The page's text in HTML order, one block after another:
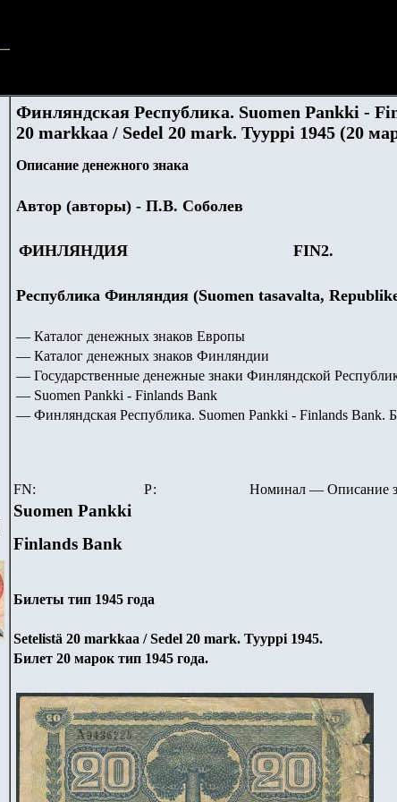
Финляндская Республика. Suomen Pankki -
20 markkaa / Sedel 20 mark. Tyyppi 1945 (20
Описание денежного знака
Автор (авторы) - П.В. Соболев
ФИНЛЯНДИЯ FIN2.
Республика Финляндия (Suomen tasavalta,
— Каталог денежных знаков Европы
— Каталог денежных знаков Финляндии
— Государственные денежные знаки Финляндской
— Suomen Pankki - Finlands Bank
— Финляндская Республика. Suomen Pankki - Finlands Bank.
FN:
Р: Номинал — Описание
Suomen Pankki
Finlands Bank
Билеты тип 1945 года
Setelistä 20 markkaa / Sedel 20 mark. Tyyppi 1945.
Билет 20 марок тип 1945 года.